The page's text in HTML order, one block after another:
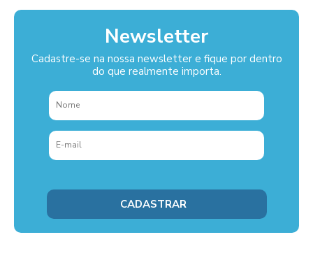
Newsletter
Cadastre-se na nossa newsletter e fique por dentro
do que realmente importa.